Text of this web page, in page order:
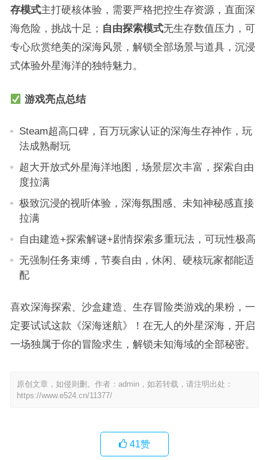
存模式主打硬核体验，需要严格把控生存资源，直面深
海危险，挑战十足； 自由探索模式无生存数值压力，可
专心欣赏绝美的深海风景，解锁全部场景与道具，沉浸
式体验外星海洋的独特魅力。
游戏亮点总结
Steam超高口碑，百万玩家认证的深海生存神作，玩
法成熟耐玩
超大开放式外星海洋地图，场景层次丰富，探索自由
度拉满
极致沉浸的视听体验，深海氛围感、未知神秘感直接
拉满
自由建造+探索解谜+剧情探索多重玩法，可玩性极高
无强制任务束缚，节奏自由，休闲、硬核玩家都能适
配
喜欢深海探索、沙盒建造、生存冒险类游戏的果粉，一
定要试试这款《深海迷航》！在无人的外星深海，开启
一场独属于你的冒险求生，解锁未知海域的全部秘密。
原创文章，如侵则删。作者：admin，如若转载，请注明出处：
https://www.e524.cn/11377/
41赞